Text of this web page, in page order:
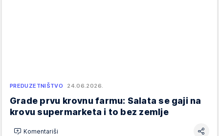
PREDUZETNIŠTVO 24.06.2026.
Grade prvu krovnu farmu: Salata se gaji na
krovu supermarketa i to bez zemlje
Komentariši